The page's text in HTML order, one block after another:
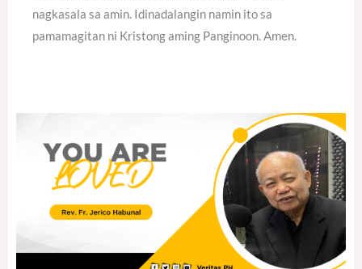
nagkasala sa amin. Idinadalangin namin ito sa
pamamagitan ni Kristong aming Panginoon. Amen.